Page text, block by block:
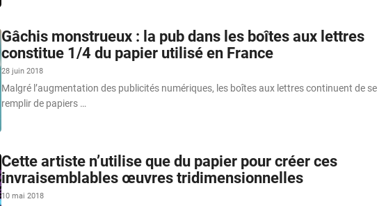
Gâchis monstrueux : la pub dans les boîtes aux lettres
constitue 1/4 du papier utilisé en France
28 juin 2018
Malgré l’augmentation des publicités numériques, les boîtes aux lettres continuent de se
remplir de papiers …
Cette artiste n’utilise que du papier pour créer ces
invraisemblables œuvres tridimensionnelles
10 mai 2018